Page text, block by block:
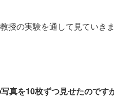
授の実験を通して見ていきま
真を10枚ずつ見せたので